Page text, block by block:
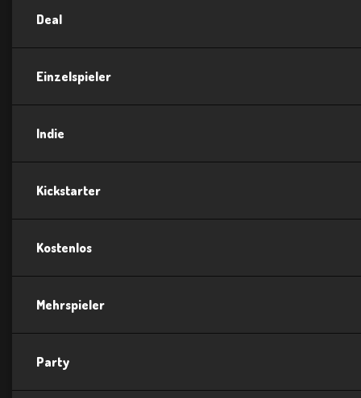
Deal
Einzelspieler
Indie
Kickstarter
Kostenlos
Mehrspieler
Party